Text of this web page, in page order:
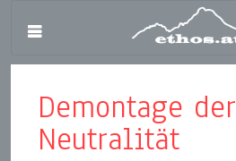
Demontage der
Neutralität